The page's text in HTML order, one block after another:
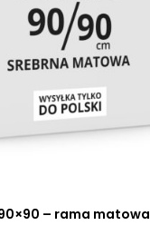
– rama matowa